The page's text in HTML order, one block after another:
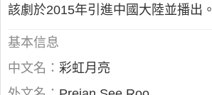
該劇於2015年引進中國大陸並播出。
基本信息
中文名： 彩虹月亮